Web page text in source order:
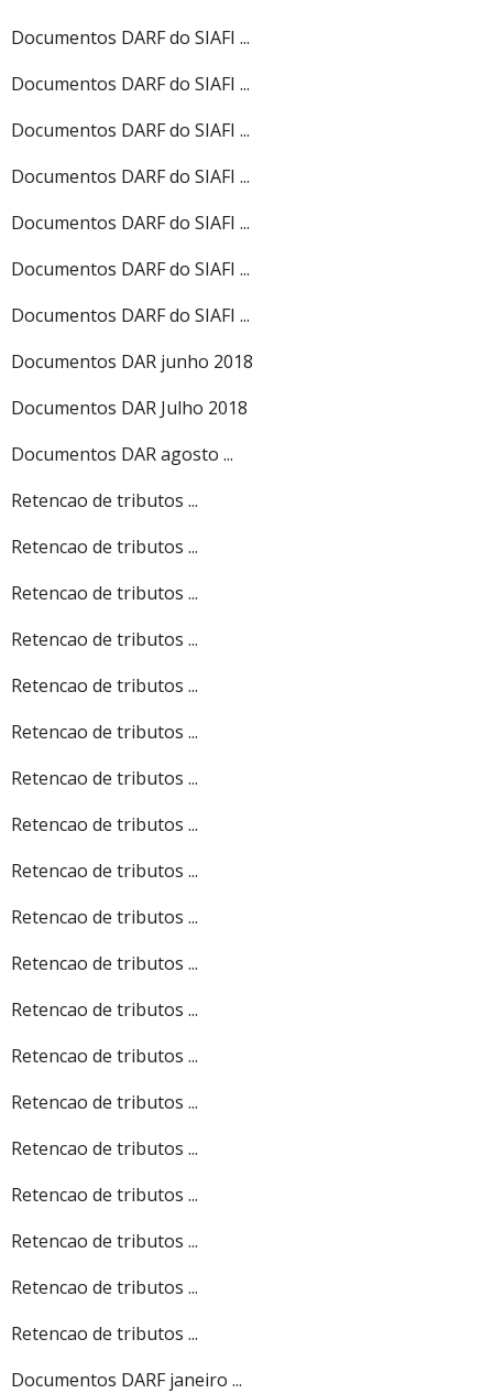
Documentos DARF do SIAFI ...
Documentos DARF do SIAFI ...
Documentos DARF do SIAFI ...
Documentos DARF do SIAFI ...
Documentos DARF do SIAFI ...
Documentos DARF do SIAFI ...
Documentos DARF do SIAFI ...
Documentos DAR junho 2018
Documentos DAR Julho 2018
Documentos DAR agosto ...
Retencao de tributos ...
Retencao de tributos ...
Retencao de tributos ...
Retencao de tributos ...
Retencao de tributos ...
Retencao de tributos ...
Retencao de tributos ...
Retencao de tributos ...
Retencao de tributos ...
Retencao de tributos ...
Retencao de tributos ...
Retencao de tributos ...
Retencao de tributos ...
Retencao de tributos ...
Retencao de tributos ...
Retencao de tributos ...
Retencao de tributos ...
Retencao de tributos ...
Retencao de tributos ...
Documentos DARF janeiro ...